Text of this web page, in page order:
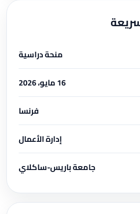
منحة دراسية
16 مايو، 2026
فرنسا
إدارة الأعمال
جامعة باريس-ساكلاي